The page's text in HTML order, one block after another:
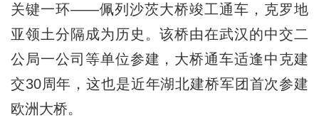
关键一环——佩列沙茨大桥竣工通车，克罗地
亚领土分隔成为历史。该桥由在武汉的中交二
公局一公司等单位参建，大桥通车适逢中克建
交30周年，这也是近年湖北建桥军团首次参建
欧洲大桥。